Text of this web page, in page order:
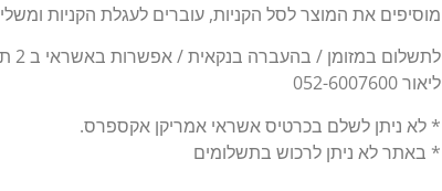
מוסיפים את המוצר לסל הקניות, עוברים לעגלת הקניות
לתשלום במזומן / בהעברה בנקאית / אפשרות באשראי ב 2 תשלומים צרו איתי קשר:
ליאור 052-6007600
* לא ניתן לשלם בכרטיס אשראי אמריקן אקספרס.
* באתר לא ניתן לרכוש בתשלומים